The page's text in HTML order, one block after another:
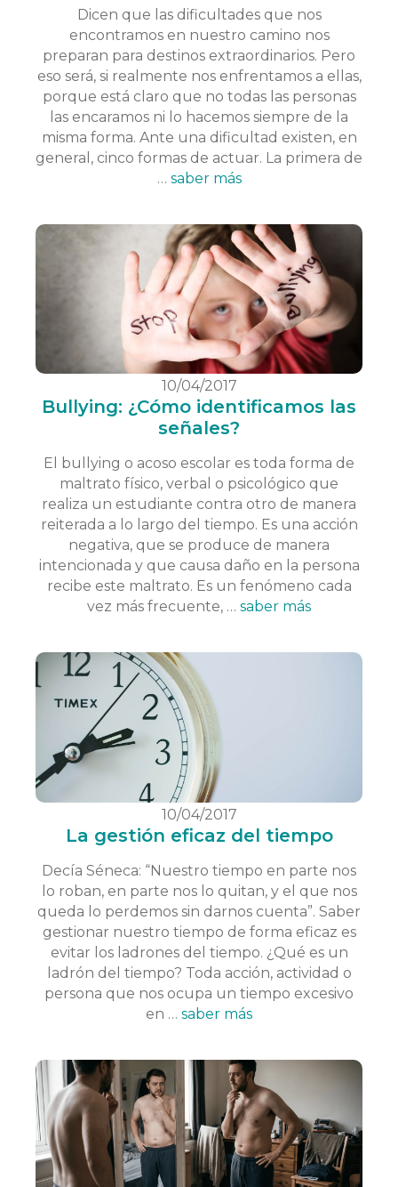
Dicen que las dificultades que nos
encontramos en nuestro camino nos
preparan para destinos extraordinarios. Pero
eso será, si realmente nos enfrentamos a ellas,
porque está claro que no todas las personas
las encaramos ni lo hacemos siempre de la
misma forma. Ante una dificultad existen, en
general, cinco formas de actuar. La primera de
… saber más
10/04/2017
Bullying: ¿Cómo identificamos las
señales?
El bullying o acoso escolar es toda forma de
maltrato físico, verbal o psicológico que
realiza un estudiante contra otro de manera
reiterada a lo largo del tiempo. Es una acción
negativa, que se produce de manera
intencionada y que causa daño en la persona
recibe este maltrato. Es un fenómeno cada
vez más frecuente, … saber más
10/04/2017
La gestión eficaz del tiempo
Decía Séneca: “Nuestro tiempo en parte nos
lo roban, en parte nos lo quitan, y el que nos
queda lo perdemos sin darnos cuenta”. Saber
gestionar nuestro tiempo de forma eficaz es
evitar los ladrones del tiempo. ¿Qué es un
ladrón del tiempo? Toda acción, actividad o
persona que nos ocupa un tiempo excesivo
en … saber más